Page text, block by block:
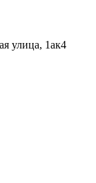
улица, 1ак4